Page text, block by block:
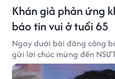
Khán giả phản ứng
báo tin vui ở tuổi 65
Ngay dưới bài đăng công
gửi lời chúc mừng đến